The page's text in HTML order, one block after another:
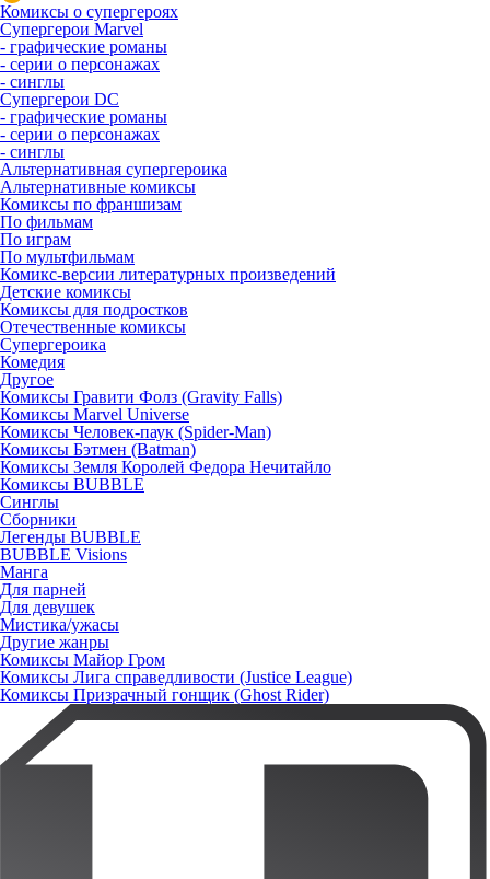
Комиксы о супергероях
Супергерои Marvel
- графические романы
- серии о персонажах
- синглы
Супергерои DC
- графические романы
- серии о персонажах
- синглы
Альтернативная супергероика
Альтернативные комиксы
Комиксы по франшизам
По фильмам
По играм
По мультфильмам
Комикс-версии литературных произведений
Детские комиксы
Комиксы для подростков
Отечественные комиксы
Супергероика
Комедия
Другое
Комиксы Гравити Фолз (Gravity Falls)
Комиксы Marvel Universe
Комиксы Человек-паук (Spider-Man)
Комиксы Бэтмен (Batman)
Комиксы Земля Королей Федора Нечитайло
Комиксы BUBBLE
Синглы
Сборники
Легенды BUBBLE
BUBBLE Visions
Манга
Для парней
Для девушек
Мистика/ужасы
Другие жанры
Комиксы Майор Гром
Комиксы Лига справедливости (Justice League)
Комиксы Призрачный гонщик (Ghost Rider)